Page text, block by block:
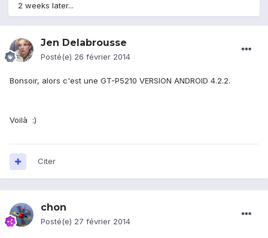
2 weeks later...
Jen Delabrousse
Posté(e) 26 février 2014
Bonsoir, alors c'est une GT-P5210 VERSION ANDROID 4.2.2.
Voilà :)
Citer
chon
Posté(e) 27 février 2014